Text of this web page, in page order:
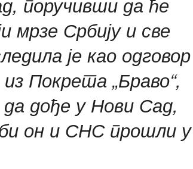
мрзе Србију и све
је као одговор
Покрета „Браво“,
да дође у Нови Сад,
би он и СНС прошли у